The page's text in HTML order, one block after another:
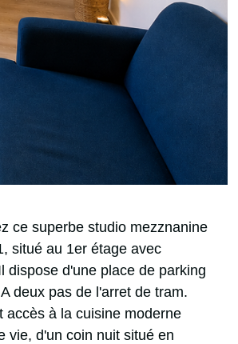
ce superbe studio mezznanine
situé au 1er étage avec
dispose d'une place de parking
deux pas de l'arret de tram.
accès à la cuisine moderne
vie, d'un coin nuit situé en